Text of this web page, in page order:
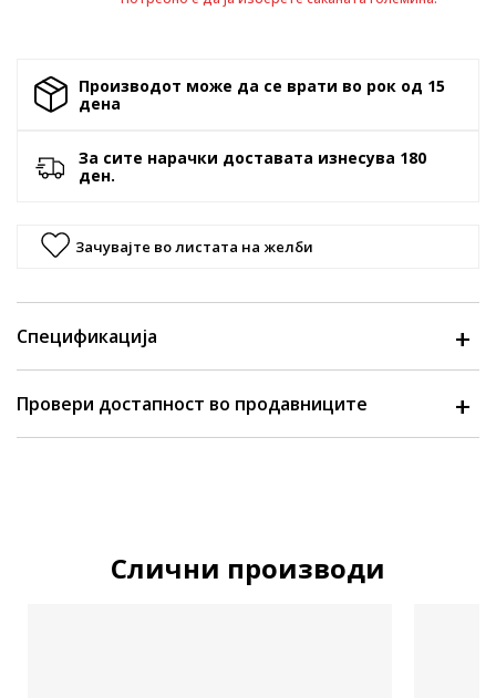
Производот може да се врати во рок од 15
денa
За сите нарачки доставата изнесува 180
ден.
Зачувајте во листата на желби
Спецификација
Провери достапност во продавниците
Слични производи